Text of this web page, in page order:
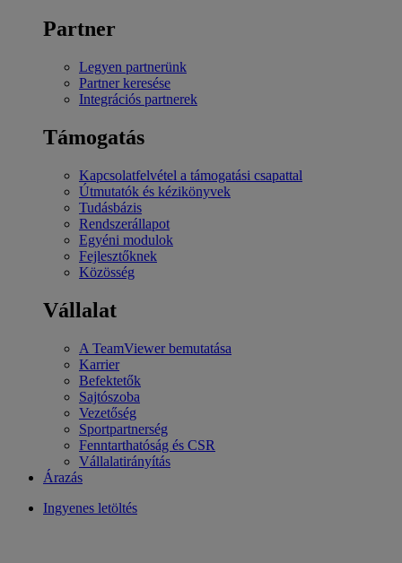
Partner
Legyen partnerünk
Partner keresése
Integrációs partnerek
Támogatás
Kapcsolatfelvétel a támogatási csapattal
Útmutatók és kézikönyvek
Tudásbázis
Rendszerállapot
Egyéni modulok
Fejlesztőknek
Közösség
Vállalat
A TeamViewer bemutatása
Karrier
Befektetők
Sajtószoba
Vezetőség
Sportpartnerség
Fenntarthatóság és CSR
Vállalatirányítás
Árazás
Ingyenes letöltés